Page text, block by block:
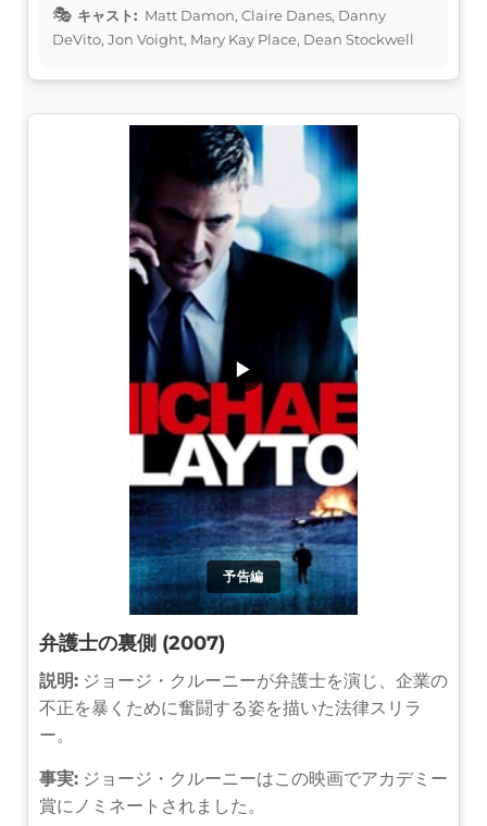
キャスト: Matt Damon, Claire Danes, Danny
DeVito, Jon Voight, Mary Kay Place, Dean Stockwell
予告編
▶
弁護士の裏側 (2007)
説明: ジョージ・クルーニーが弁護士を演じ、企業の
不正を暴くために奮闘する姿を描いた法律スリラ
ー。
事実: ジョージ・クルーニーはこの映画でアカデミー
賞にノミネートされました。